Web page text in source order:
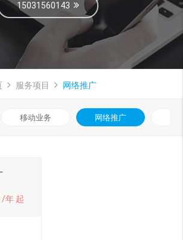
15031560143
服务项目 网络推广
移动业务 网络推广
/年 起